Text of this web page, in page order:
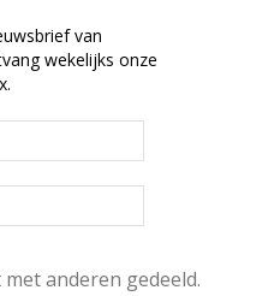
van
wekelijks onze
anderen gedeeld.